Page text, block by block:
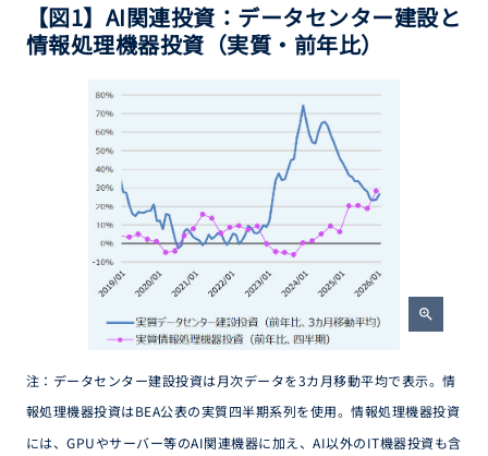
【図1】AI関連投資：データセンター建設と
情報処理機器投資（実質・前年比）
zoom_in
注：データセンター建設投資は月次データを3カ月移動平均で表示。情
報処理機器投資はBEA公表の実質四半期系列を使用。情報処理機器投資
には、GPUやサーバー等のAI関連機器に加え、AI以外のIT機器投資も含